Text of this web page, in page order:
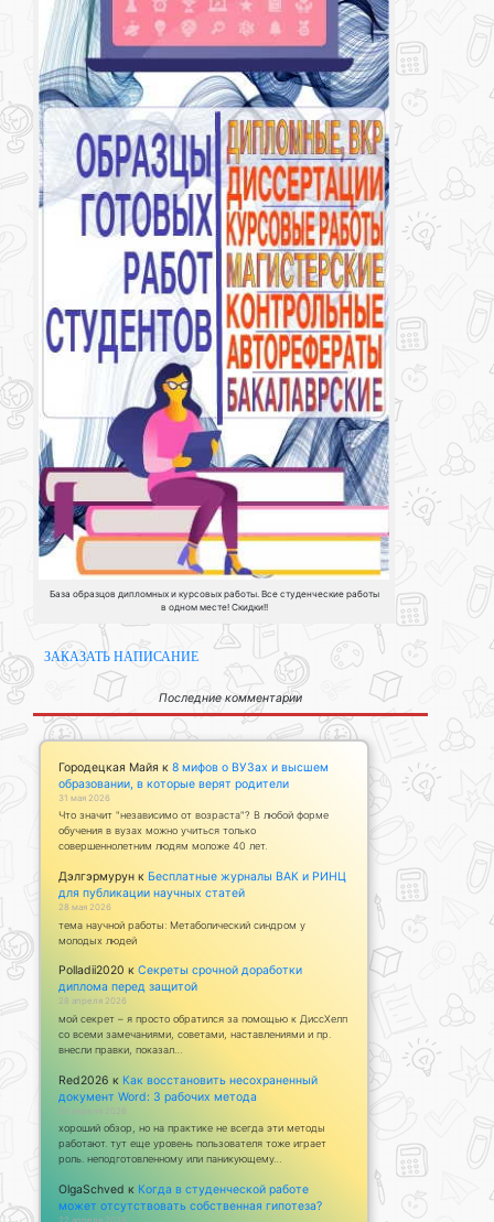
База образцов дипломных и курсовых работы. Все студенческие работы
в одном месте! Скидки!!
ЗАКАЗАТЬ НАПИСАНИЕ
Последние комментарии
Городецкая Майя к 8 мифов о ВУЗах и высшем
образовании, в которые верят родители
31 мая 2026
Что значит "независимо от возраста"? В любой форме
обучения в вузах можно учиться только
совершеннолетним людям моложе 40 лет.
Дэлгэрмурун к Бесплатные журналы ВАК и РИНЦ
для публикации научных статей
28 мая 2026
тема научной работы: Метаболический синдром у
молодых людей
Polladii2020 к Секреты срочной доработки
диплома перед защитой
28 апреля 2026
мой секрет – я просто обратился за помощью к ДиссХелп
со всеми замечаниями, советами, наставлениями и пр.
внесли правки, показал…
Red2026 к Как восстановить несохраненный
документ Word: 3 рабочих метода
23 апреля 2026
хороший обзор, но на практике не всегда эти методы
работают. тут еще уровень пользователя тоже играет
роль. неподготовленному или паникующему…
OlgaSchved к Когда в студенческой работе
может отсутствовать собственная гипотеза?
22 апреля 2026